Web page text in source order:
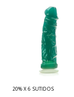
20% X 6 SUTIDOS